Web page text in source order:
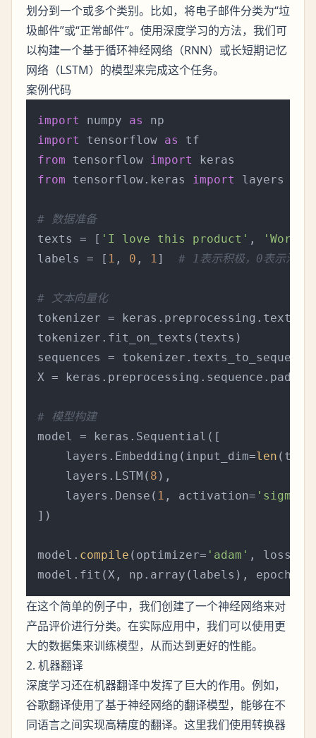
划分到一个或多个类别。比如，将电子邮件分类为“垃
圾邮件”或“正常邮件”。使用深度学习的方法，我们可
以构建一个基于循环神经网络（RNN）或长短期记忆
网络（LSTM）的模型来完成这个任务。
案例代码
import numpy as
import
tensorflow as
from tensorflow import
from tensorflow.keras import layers
# 数据准备
texts = [ 'I love this product' ,
'Worst
labels = [ 1 , 0 , 1] # 1表示积极，0表示消极
# 文本向量化
tokenizer =
tokenizer.fit_on_texts(texts)
sequences =
X =
# 模型构建
model = keras.Sequential([
    layers.Embedding(input_dim=
len
    layers.LSTM(
8 ),
    layers.Dense(
1 , activation=
])
model. compile (optimizer= 'adam' , loss=
model.fit(X, np.array(labels), epochs=
在这个简单的例子中，我们创建了一个神经网络来对
产品评价进行分类。在实际应用中，我们可以使用更
大的数据集来训练模型，从而达到更好的性能。
2. 机器翻译
深度学习还在机器翻译中发挥了巨大的作用。例如，
谷歌翻译使用了基于神经网络的翻译模型，能够在不
同语言之间实现高精度的翻译。这里我们使用转换器